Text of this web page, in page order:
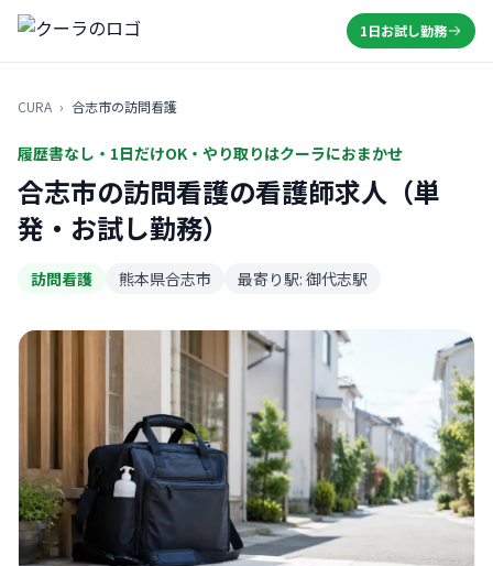
1日お試し勤務
CURA › 合志市の訪問看護
履歴書なし・1日だけOK・やり取りはクーラにおまかせ
合志市の訪問看護の看護師求人（単
発・お試し勤務）
訪問看護 熊本県合志市 最寄り駅: 御代志駅